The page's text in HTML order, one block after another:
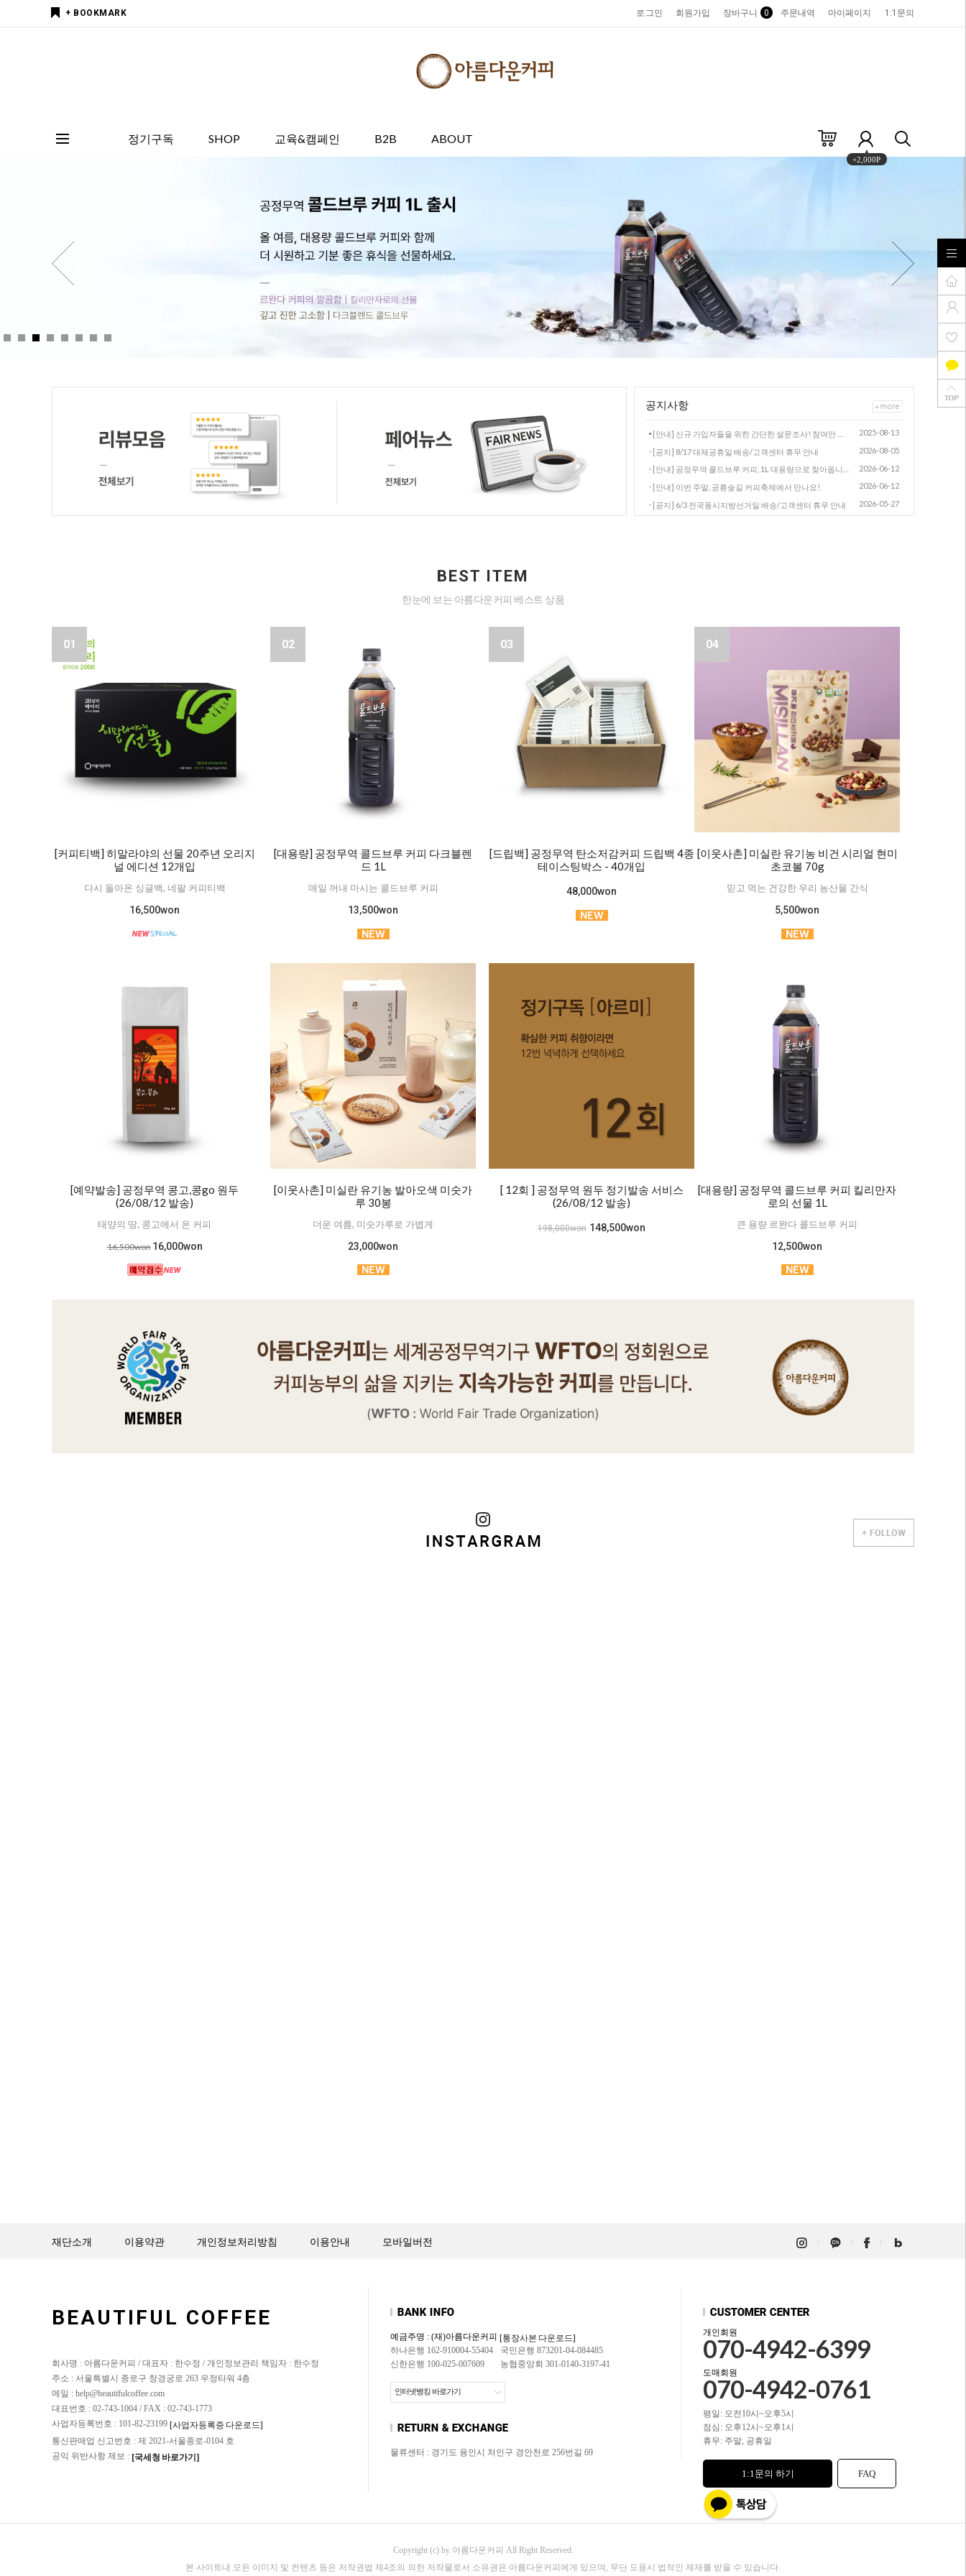
+ BOOKMARK 로그인 회원가입 장바구니 0 주문내역 마이페이지 1:1문의
정기구독 SHOP 교육&캠페인 B2B ABOUT
+2,000P
공지사항
2025-08-13
[공지] 8/17 대체공휴일 배송/고객센터 휴무 안내 2026-08-05
2026-06-12
[안내] 이번 주말, 공릉숲길 커피축제에서 만나요! 2026-06-12
[공지] 6/3 전국동시지방선거일 배송/고객센터 휴무 안내 2026-05-27
BEST ITEM
한눈에 보는 아름다운커피 베스트 상품
01
[커피티백] 히말라야의 선물 20주년 오리지
널 에디션 12개입
다시 돌아온 싱글백, 네팔 커피티백
16,500won
02
[대용량] 공정무역 콜드브루 커피 다크블렌
드 1L
매일 꺼내 마시는 콜드브루 커피
13,500won
03
[드립백] 공정무역 탄소저감커피 드립백 4종
테이스팅박스 - 40개입
48,000won
04
[이웃사촌] 미실란 유기농 비건 시리얼 현미
초코볼 70g
믿고 먹는 건강한 우리 농산물 간식
5,500won
[예약발송] 공정무역 콩고,콩go 원두
(26/08/12 발송)
태양의 땅, 콩고에서 온 커피
16,500won 16,000won
[이웃사촌] 미실란 유기농 발아오색 미숫가
루 30봉
더운 여름, 미숫가루로 가볍게
23,000won
[ 12회 ] 공정무역 원두 정기발송 서비스
(26/08/12 발송)
198,000won 148,500won
[대용량] 공정무역 콜드브루 커피 킬리만자
로의 선물 1L
큰 용량 르완다 콜드브루 커피
12,500won
재단소개 이용약관 개인정보처리방침 이용안내 모바일버전
BEAUTIFUL COFFEE
회사명 : 아름다운커피 / 대표자 : 한수정 / 개인정보관리 책임자 : 한수정
주소 : 서울특별시 종로구 창경궁로 263 우정타워 4층
메일 : help@beautifulcoffee.com
대표번호 : 02-743-1004 / FAX : 02-743-1773
사업자등록번호 : 101-82-23199 [사업자등록증 다운로드]
통신판매업 신고번호 : 제 2021-서울종로-0104 호
공익 위반사항 제보 : [국세청 바로가기]
예금주명 : (재)아름다운커피 [통장사본 다운로드]
하나은행 162-910004-55404
국민은행 873201-04-084485
신한은행 100-025-007609
농협중앙회 301-0140-3197-41
인터넷뱅킹 바로가기
물류센터 : 경기도 용인시 처인구 경안천로 256번길 69
개인회원
070-4942-6399
도매회원
070-4942-0761
평일: 오전10시~오후5시
점심: 오후12시~오후1시
휴무: 주말, 공휴일
1:1문의 하기 FAQ
Copyright (c) by 아름다운커피 All Right Reserved.
본 사이트내 모든 이미지 및 컨텐츠 등은 저작권법 제4조의 의한 저작물로서 소유권은 아름다운커피에게 있으며, 무단 도용시 법적인 제재를 받을 수 있습니다.